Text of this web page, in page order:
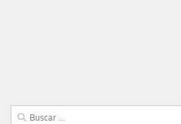
Buscar: